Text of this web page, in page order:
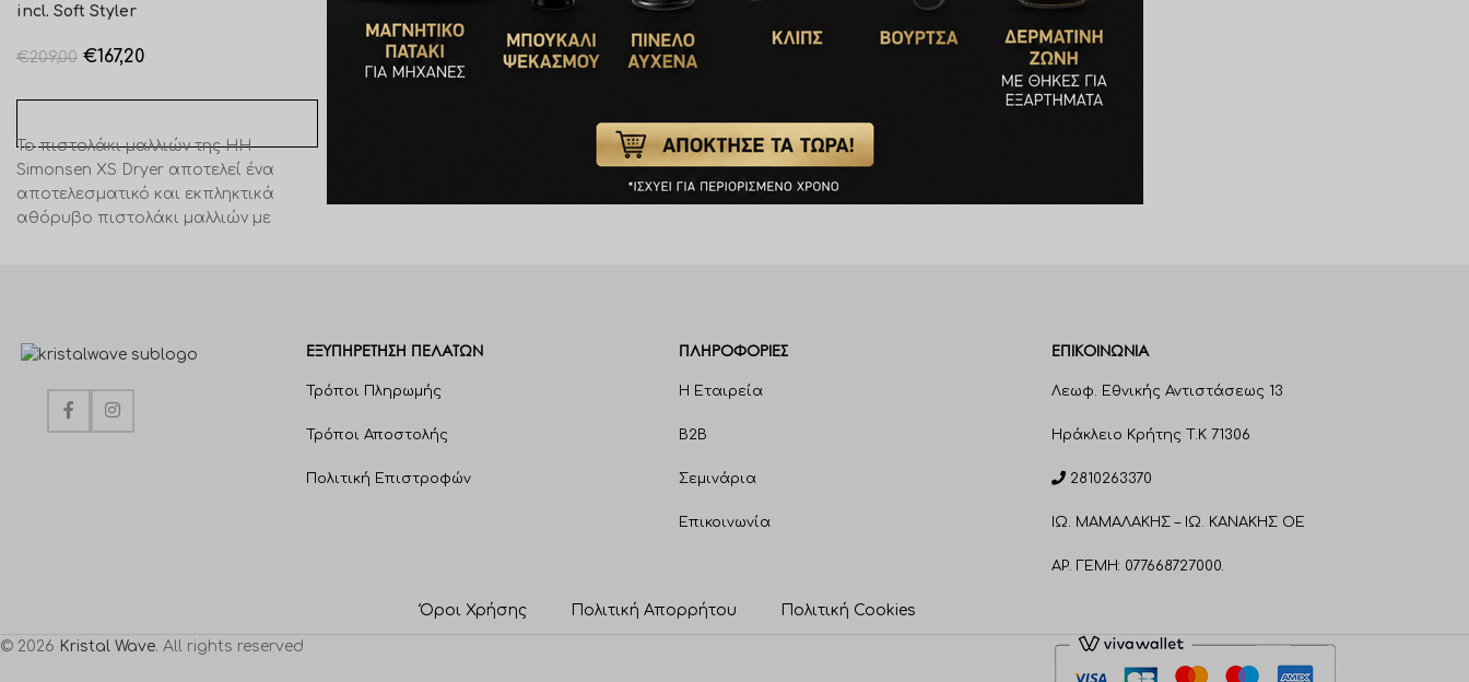
incl. Soft Styler
€209,00 €167,20
Το πιστολάκι μαλλιών της ΗΗ
Simonsen XS Dryer αποτελεί ένα
αποτελεσματικό και εκπληκτικά
αθόρυβο πιστολάκι μαλλιών με
189,00 €151,20
Blowdry
€
Boss Soft Styler
ΕΞΥΠΗΡΈΤΗΣΗ ΠΕΛΑΤΩΝ
Τρόποι Πληρωμής
Τρόποι Αποστολής
Πολιτική Επιστροφών
ΠΛΗΡΟΦΟΡΊΕΣ
Η Εταιρεία
B2B
Σεμινάρια
Επικοινωνία
ΕΠΙΚΟΙΝΩΝΊΑ
Λεωφ. Εθνικής Αντιστάσεως 13
Ηράκλειο Κρήτης T.K 71306
2810263370
ΙΩ. ΜΑΜΑΛΑΚΗΣ – ΙΩ. ΚΑΝΑΚΗΣ ΟΕ
ΑΡ. ΓΕΜΗ: 077668727000.
Όροι Χρήσης Πολιτική Απορρήτου Πολιτική Cookies
© 2026 Kristal Wave. All rights reserved